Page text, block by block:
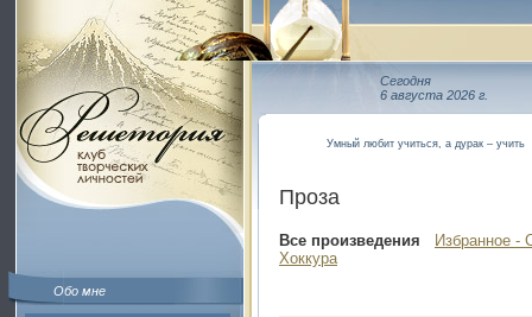
Обо мне
Сегодня
6 августа 2026 г.
Умный любит учиться, а дурак – учить
Проза
Все произведения
Избранное -
Хоккура